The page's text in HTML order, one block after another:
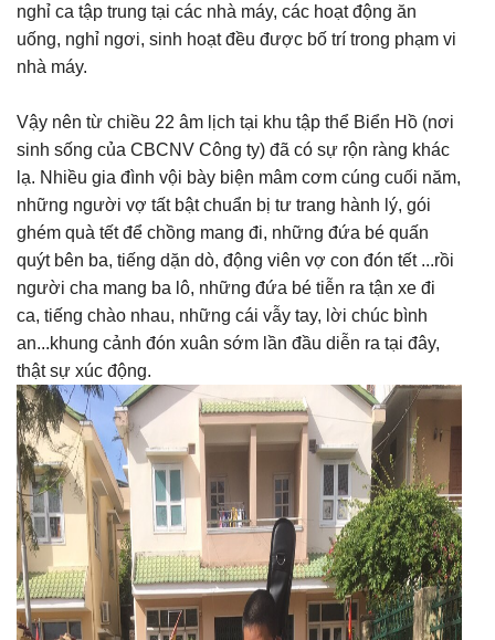
nghỉ ca tập trung tại các nhà máy, các hoạt động ăn
uống, nghỉ ngơi, sinh hoạt đều được bố trí trong phạm vi
nhà máy.
Vậy nên từ chiều 22 âm lịch tại khu tập thể Biển Hồ (nơi
sinh sống của CBCNV Công ty) đã có sự rộn ràng khác
lạ. Nhiều gia đình vội bày biện mâm cơm cúng cuối năm,
những người vợ tất bật chuẩn bị tư trang hành lý, gói
ghém quà tết để chồng mang đi, những đứa bé quấn
quýt bên ba, tiếng dặn dò, động viên vợ con đón tết ...rồi
người cha mang ba lô, những đứa bé tiễn ra tận xe đi
ca, tiếng chào nhau, những cái vẫy tay, lời chúc bình
an...khung cảnh đón xuân sớm lần đầu diễn ra tại đây,
thật sự xúc động.